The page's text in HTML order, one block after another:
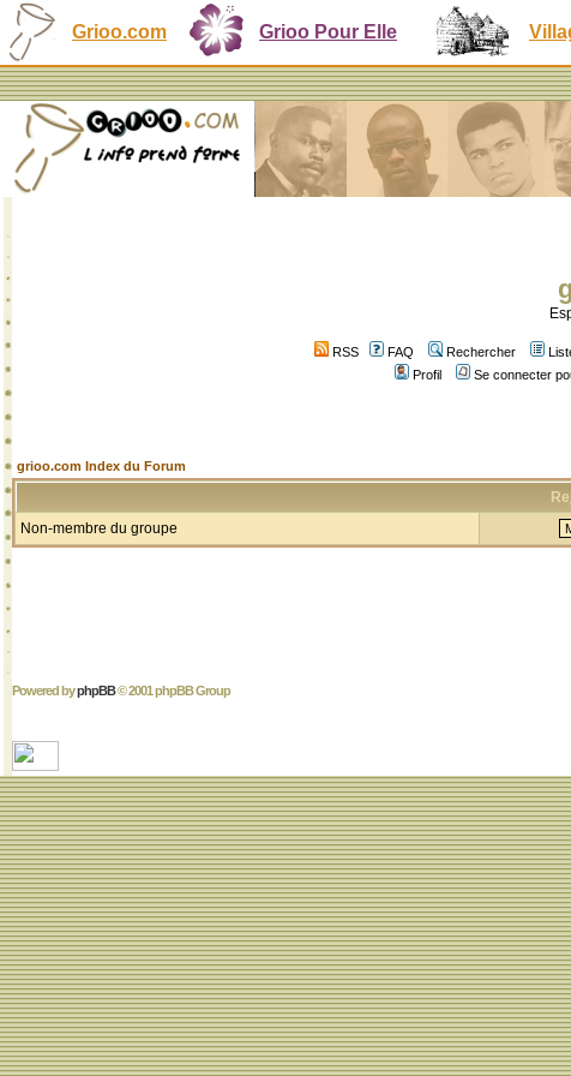
Grioo.com Grioo Pour Elle
RSS FAQ Rechercher
Profil
Se connecter
grioo.com Index du Forum
Non-membre du groupe
Powered byphpBB© 2001 phpBB Group